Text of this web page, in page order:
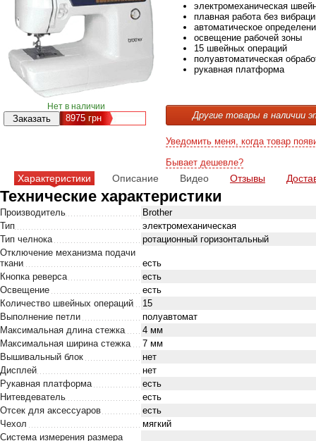
Нет в наличии
8975 грн
электромеханическая
плавная работа без
автоматическое
освещение рабочей зоны
15 швейных операций
полуавтоматическая
рукавная платформа
Другие товары в наличии
Уведомить меня, когда товар
Бывает дешевле?
Характеристики Описание Видео Отзывы
Технические характеристики
Производитель
Brother
Тип
электромеханическая
Тип челнока
ротационный горизонтальный
Отключение механизма подачи
ткани
есть
Кнопка реверса
есть
Освещение
есть
Количество швейных операций
15
Выполнение петли
полуавтомат
Максимальная длина стежка
4 мм
Максимальная ширина стежка
7 мм
Вышивальный блок
нет
Дисплей
нет
Рукавная платформа
есть
Нитевдеватель
есть
Отсек для аксессуаров
есть
Чехол
мягкий
Система измерения размера